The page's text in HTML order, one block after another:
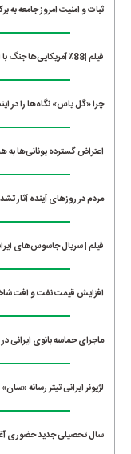
ثبات و امنیت امروز جامعه
فیلم |88٪ آمریکایی‌ها جنگ با ایران را شکست‌خورده می‌دانند
چرا «گل یاس» نگاه‌ها را در
اعتراض گسترده یونانی‌ها به
مردم در روزهای آینده آثار
فیلم | سریال جاسوس‌های
افزایش قیمت نفت و افت
ماجرای حماسه‌ بانوی ایرانی در
لژیونر ایرانی تیتر رسانه
سال تحصیلی جدید حضوری